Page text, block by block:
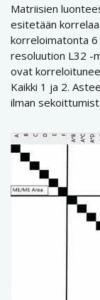
Matriisien
esitetään
korreloimatonta 6
resoluution L32 -
ovat
Kaikki 1 ja 2.
ilman